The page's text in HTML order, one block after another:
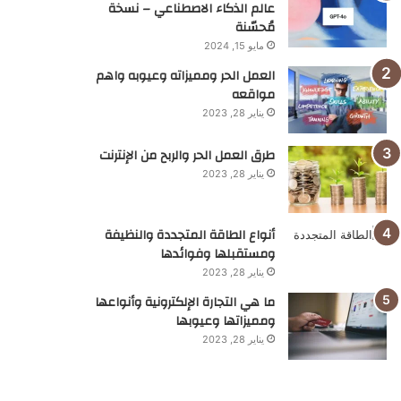
عالم الذكاء الاصطناعي – نسخة
مُحسّنة
مايو 15, 2024
العمل الحر ومميزاته وعيوبه واهم
مواقعه
يناير 28, 2023
طرق العمل الحر والربح من الإنترنت
يناير 28, 2023
أنواع الطاقة المتجددة والنظيفة
ومستقبلها وفوائدها
يناير 28, 2023
ما هي التجارة الإلكترونية وأنواعها
ومميزاتها وعيوبها
يناير 28, 2023